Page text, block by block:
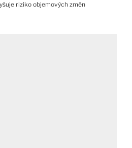
riziko objemových změn